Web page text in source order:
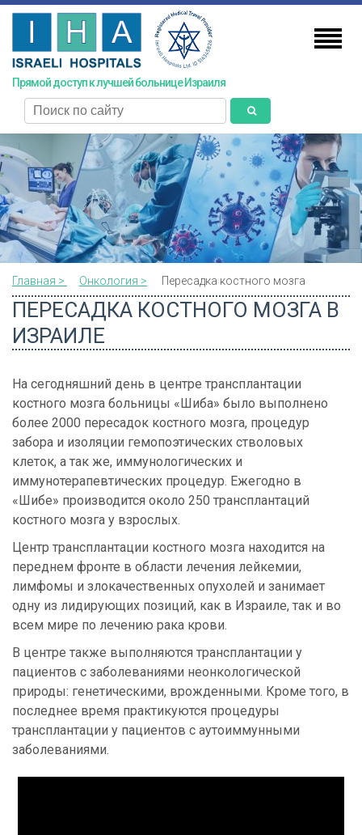
Skip
main
content
Прямой доступ к лучшей больнице Израиля
поиск
Главная > Онкология > Пересадка костного мозга
ПЕРЕСАДКА КОСТНОГО МОЗГА В
ИЗРАИЛЕ
На сегодняшний день в центре трансплантации
костного мозга больницы «Шиба» было выполнено
более 2000 пересадок костного мозга, процедур
забора и изоляции гемопоэтических стволовых
клеток, а так же, иммунологических и
иммунотерапевтических процедур. Ежегодно в
«Шибе» производится около 250 трансплантаций
костного мозга у взрослых.
Центр трансплантации костного мозга находится на
переднем фронте в области лечения лейкемии,
лимфомы и злокачественных опухолей и занимает
одну из лидирующих позиций, как в Израиле, так и во
всем мире по лечению рака крови.
В центре также выполняются трансплантации у
пациентов с заболеваниями неонкологической
природы: генетическими, врожденными. Кроме того, в
последнее время практикуются процедуры
трансплантации у пациентов с аутоиммунными
заболеваниями.